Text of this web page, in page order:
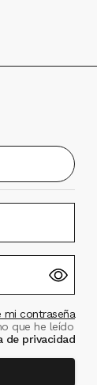
mi contraseña
que he leído
privacidad